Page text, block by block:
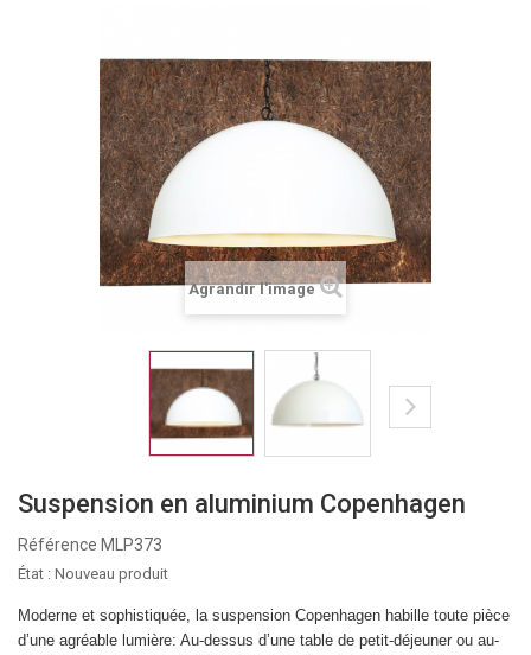
Agrandir l'image
Suspension en aluminium Copenhagen
Référence MLP373
État : Nouveau produit
Moderne et sophistiquée, la suspension Copenhagen habille toute pièce
d’une agréable lumière: Au-dessus d’une table de petit-déjeuner ou au-